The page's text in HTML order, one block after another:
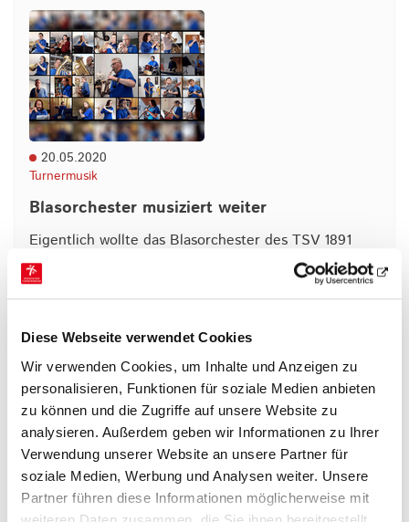
Diese Webseite verwendet Cookies
Wir verwenden Cookies, um Inhalte und Anzeigen zu
personalisieren, Funktionen für soziale Medien anbieten
zu können und die Zugriffe auf unsere Website zu
analysieren. Außerdem geben wir Informationen zu Ihrer
Verwendung unserer Website an unsere Partner für
soziale Medien, Werbung und Analysen weiter. Unsere
Partner führen diese Informationen möglicherweise mit
20.05.2020
Turnermusik
Blasorchester musiziert weiter
Eigentlich wollte das Blasorchester des TSV 1891
Kassel-Oberzwehren e.V. kürzlich sein 70. jähriges
Bestehen mit zwei großen Konzerten feiern, aber…
03.04.2020